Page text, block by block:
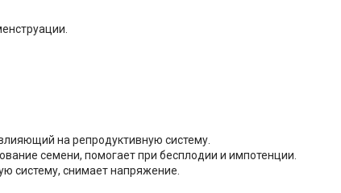
на репродуктивную систему.
семени, помогает при бесплодии и импотенции.
систему, снимает напряжение.